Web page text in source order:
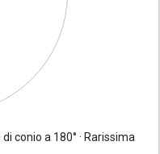
conio a 180° · Rarissima